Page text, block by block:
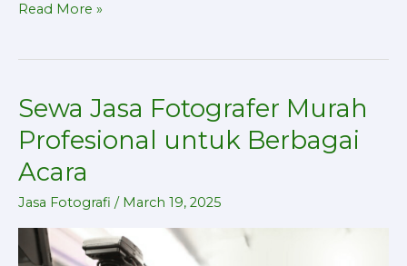
Read More »
Sewa Jasa Fotografer Murah
Profesional untuk Berbagai
Acara
Jasa Fotografi / March 19, 2025
Sewa
Jasa
Fotografer
Murah
Profesional
untuk
Berbagai